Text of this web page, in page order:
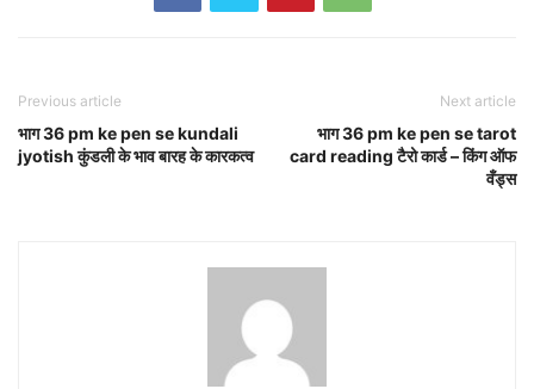
Previous article
भाग 36 pm ke pen se kundali
jyotish कुंडली के भाव बारह के कारकत्व
Next article
भाग 36 pm ke pen se tarot
card reading टैरो कार्ड – किंग ऑफ
वँड्स